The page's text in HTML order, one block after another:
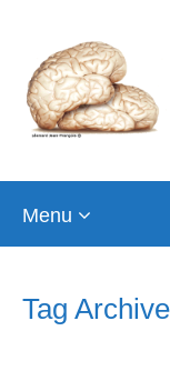
Menu
Tag